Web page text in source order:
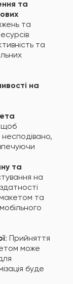
та
та
та
на
щоб
та
на
та
: Прийняття
може
буде